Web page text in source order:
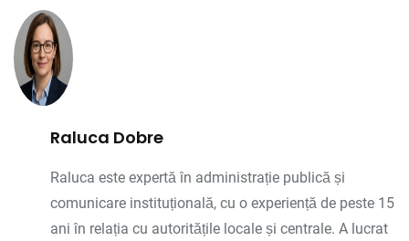
Raluca Dobre
Raluca este expertă în administrație publică și
comunicare instituțională, cu o experiență de peste 15
ani în relația cu autoritățile locale și centrale. A lucrat